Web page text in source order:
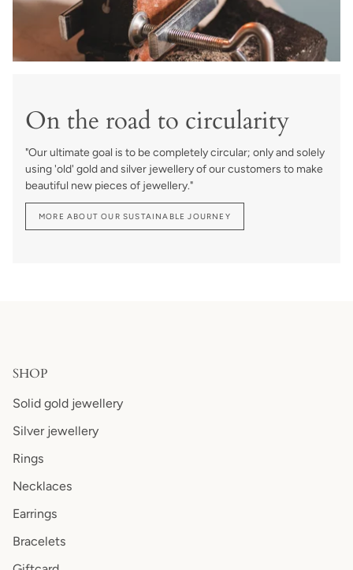
On the road to circularity
"Our ultimate goal is to be completely circular; only and solely
using 'old' gold and silver jewellery of our customers to make
beautiful new pieces of jewellery."
MORE ABOUT OUR SUSTAINABLE JOURNEY
SHOP
Solid gold jewellery
Silver jewellery
Rings
Necklaces
Earrings
Bracelets